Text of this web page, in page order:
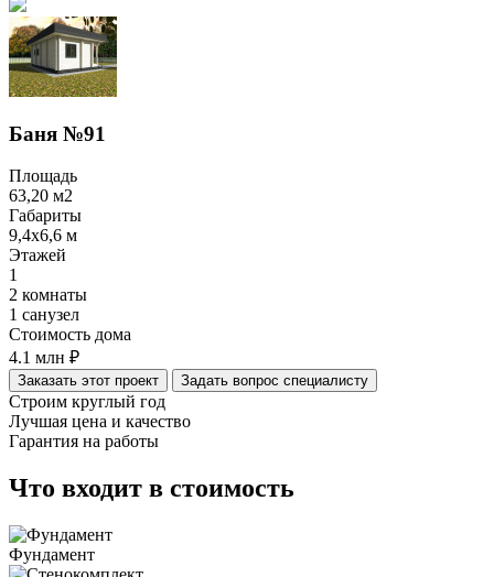
Баня №91
Площадь
63,20 м2
Габариты
9,4х6,6 м
Этажей
1
2 комнаты
1 санузел
Стоимость дома
4.1 млн ₽
Заказать этот проект Задать вопрос специалисту
Строим круглый год
Лучшая цена и качество
Гарантия на работы
Что входит в стоимость
Фундамент